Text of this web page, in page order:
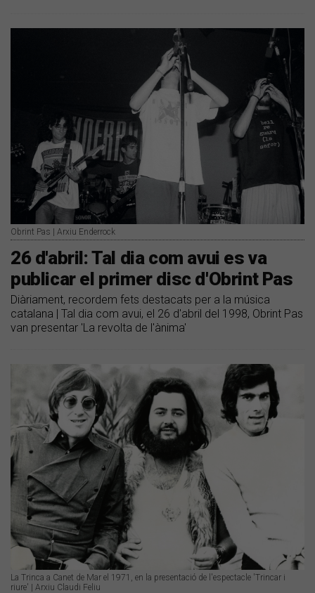
Obrint Pas | Arxiu Enderrock
26 d'abril: Tal dia com avui es va
publicar el primer disc d'Obrint Pas
Diàriament, recordem fets destacats per a la música
catalana | Tal dia com avui, el 26 d'abril del 1998, Obrint Pas
van presentar 'La revolta de l'ànima'
La Trinca a Canet de Mar el 1971, en la presentació de l'espectacle 'Trincar i
riure' | Arxiu Claudi Feliu